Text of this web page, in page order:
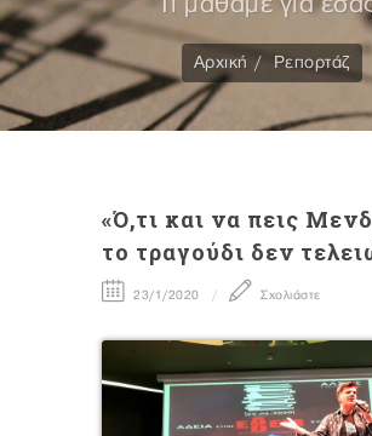
Αρχική Ρεπορτάζ
«Ό,τι και να πεις
το τραγούδι δεν
23/1/2020 Σχολιάστε